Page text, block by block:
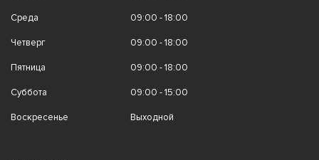
Среда 09:00 - 18:00
Четверг 09:00 - 18:00
Пятница 09:00 - 18:00
Суббота 09:00 - 15:00
Воскресенье Выходной